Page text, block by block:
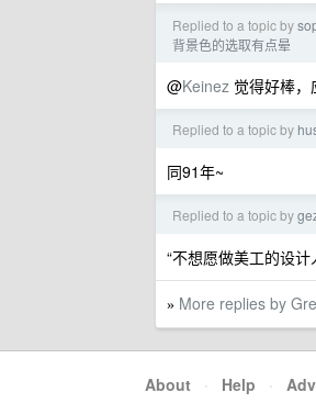
Replied to a topic by
背景色的选取有点晕
@Keinez 觉得好棒
Replied to a topic by
同91年~
Replied to a topic by
“不想愿做美工的设计
» More replies by
About · Help ·